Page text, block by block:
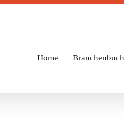
Home Branchenbuch